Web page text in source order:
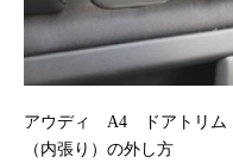
アウディ A4 ドアトリム
（内張り）の外し方